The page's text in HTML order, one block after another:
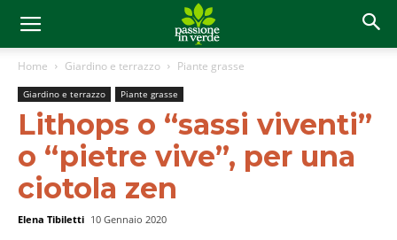
Home Giardino e terrazzo Piante grasse
Giardino e terrazzo Piante grasse
Lithops o “sassi viventi”
o “pietre vive”, per una
ciotola zen
Elena Tibiletti 10 Gennaio 2020